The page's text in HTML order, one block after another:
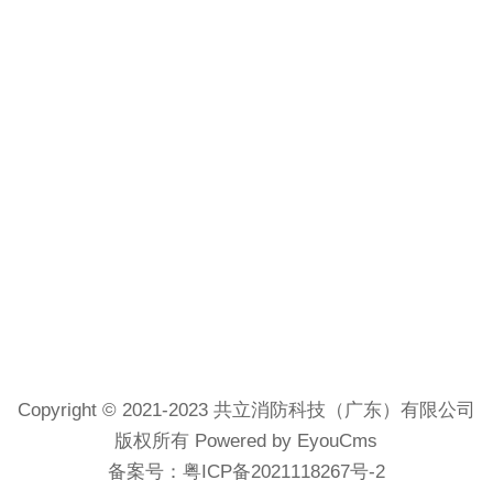
Copyright © 2021-2023 共立消防科技（广东）有限公司
版权所有 Powered by EyouCms
备案号： 粤ICP备2021118267号-2